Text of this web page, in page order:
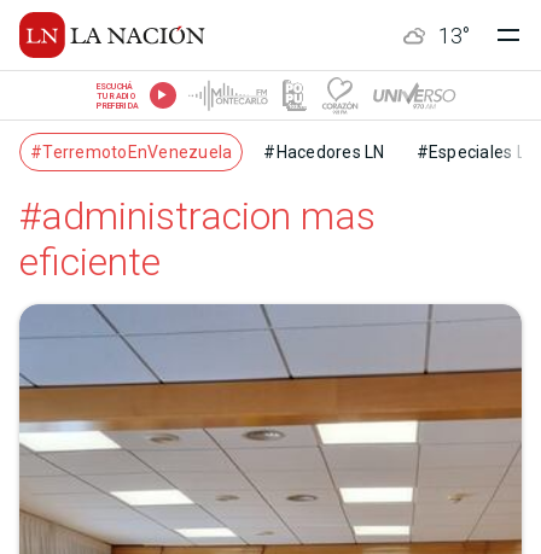
13°
ESCUCHÁ
TU RADIO
PREFERIDA
#TerremotoEnVenezuela #Hacedores LN #Especiales LN
#administracion mas
eficiente